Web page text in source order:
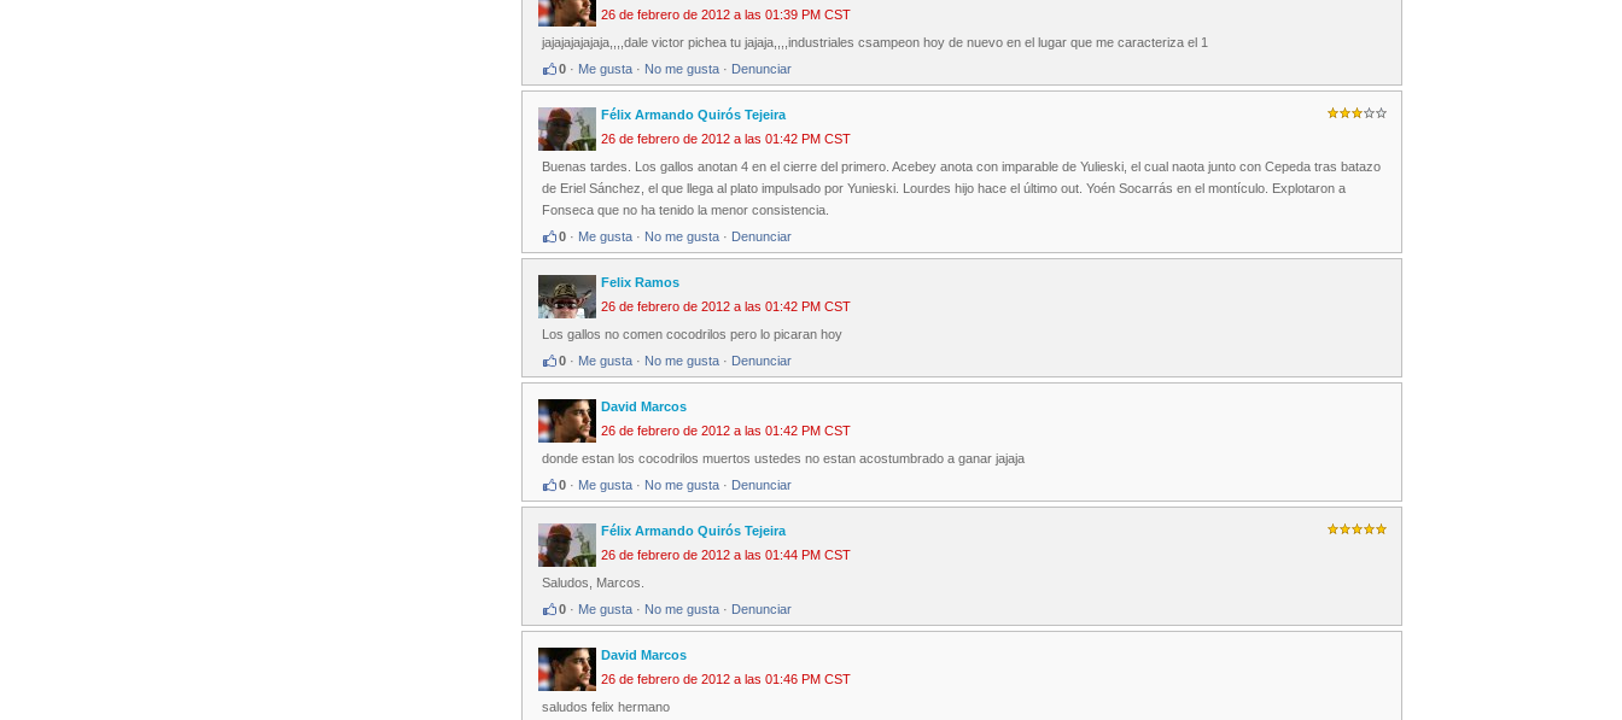
26 de febrero de 2012 a las 01:39 PM CST
jajajajajajaja,,,,dale victor pichea tu jajaja,,,,industriales csampeon hoy de nuevo en el lugar que me caracteriza el 1
0 · Me gusta · No me gusta · Denunciar
Félix Armando Quirós Tejeira
26 de febrero de 2012 a las 01:42 PM CST
Buenas tardes. Los gallos anotan 4 en el cierre del primero. Acebey anota con imparable de Yulieski, el cual naota junto con Cepeda tras batazo
de Eriel Sánchez, el que llega al plato impulsado por Yunieski. Lourdes hijo hace el último out. Yoén Socarrás en el montículo. Explotaron a
Fonseca que no ha tenido la menor consistencia.
0 · Me gusta · No me gusta · Denunciar
Felix Ramos
26 de febrero de 2012 a las 01:42 PM CST
Los gallos no comen cocodrilos pero lo picaran hoy
0 · Me gusta · No me gusta · Denunciar
David Marcos
26 de febrero de 2012 a las 01:42 PM CST
donde estan los cocodrilos muertos ustedes no estan acostumbrado a ganar jajaja
0 · Me gusta · No me gusta · Denunciar
Félix Armando Quirós Tejeira
26 de febrero de 2012 a las 01:44 PM CST
Saludos, Marcos.
0 · Me gusta · No me gusta · Denunciar
David Marcos
26 de febrero de 2012 a las 01:46 PM CST
saludos felix hermano